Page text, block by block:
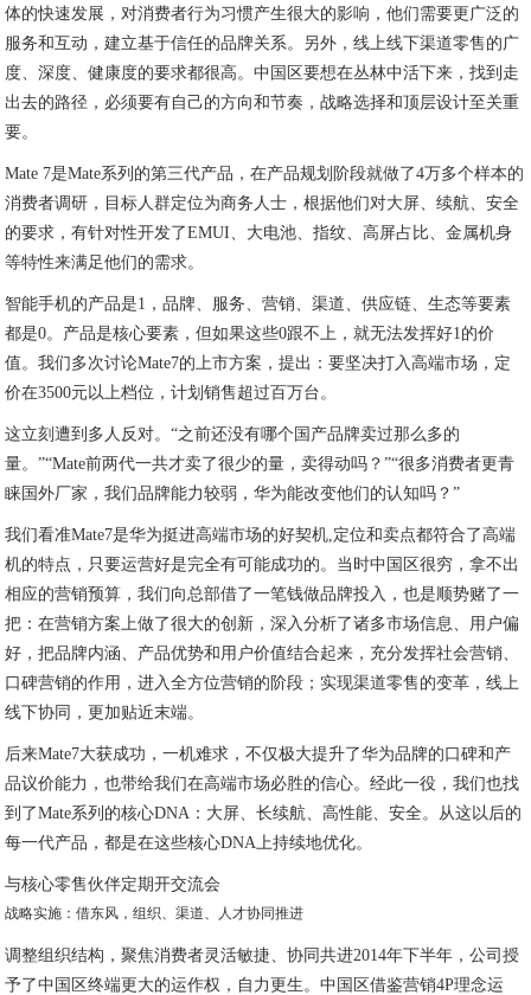
体的快速发展，对消费者行为习惯产生很大的影响，他们需要更广泛的
服务和互动，建立基于信任的品牌关系。另外，线上线下渠道零售的广
度、深度、健康度的要求都很高。中国区要想在丛林中活下来，找到走
出去的路径，必须要有自己的方向和节奏，战略选择和顶层设计至关重
要。
Mate 7是Mate系列的第三代产品，在产品规划阶段就做了4万多个样本的
消费者调研，目标人群定位为商务人士，根据他们对大屏、续航、安全
的要求，有针对性开发了EMUI、大电池、指纹、高屏占比、金属机身
等特性来满足他们的需求。
智能手机的产品是1，品牌、服务、营销、渠道、供应链、生态等要素
都是0。产品是核心要素，但如果这些0跟不上，就无法发挥好1的价
值。我们多次讨论Mate7的上市方案，提出：要坚决打入高端市场，定
价在3500元以上档位，计划销售超过百万台。
这立刻遭到多人反对。“之前还没有哪个国产品牌卖过那么多的
量。”“Mate前两代一共才卖了很少的量，卖得动吗？”“很多消费者更青
睐国外厂家，我们品牌能力较弱，华为能改变他们的认知吗？”
我们看准Mate7是华为挺进高端市场的好契机,定位和卖点都符合了高端
机的特点，只要运营好是完全有可能成功的。当时中国区很穷，拿不出
相应的营销预算，我们向总部借了一笔钱做品牌投入，也是顺势赌了一
把：在营销方案上做了很大的创新，深入分析了诸多市场信息、用户偏
好，把品牌内涵、产品优势和用户价值结合起来，充分发挥社会营销、
口碑营销的作用，进入全方位营销的阶段；实现渠道零售的变革，线上
线下协同，更加贴近末端。
后来Mate7大获成功，一机难求，不仅极大提升了华为品牌的口碑和产
品议价能力，也带给我们在高端市场必胜的信心。经此一役，我们也找
到了Mate系列的核心DNA：大屏、长续航、高性能、安全。从这以后的
每一代产品，都是在这些核心DNA上持续地优化。
与核心零售伙伴定期开交流会
战略实施：借东风，组织、渠道、人才协同推进
调整组织结构，聚焦消费者灵活敏捷、协同共进2014年下半年，公司授
予了中国区终端更大的运作权，自力更生。中国区借鉴营销4P理念运